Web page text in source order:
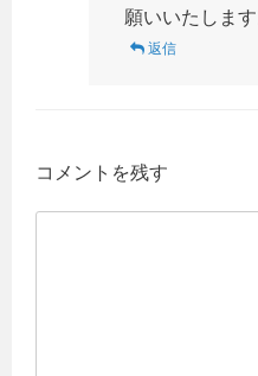
願いいたします
返信
コメントを残す